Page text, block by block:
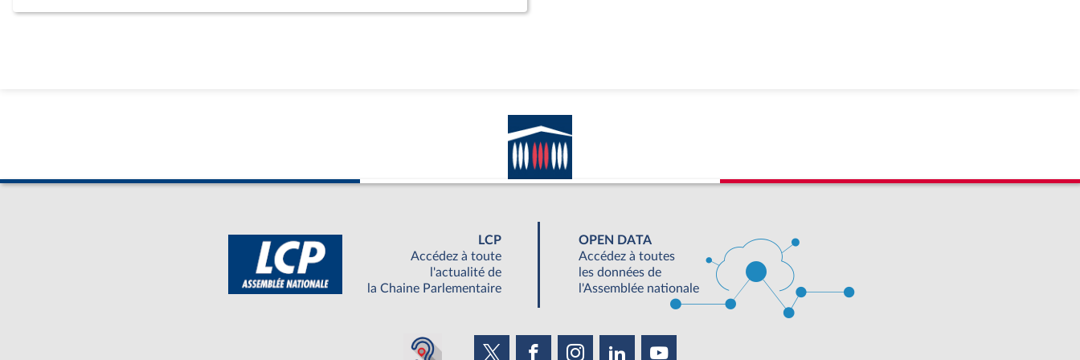
LCP
Accédez à toute
l'actualité de
la Chaine Parlementaire
OPEN DATA
Accédez à toutes
les données de
l'Assemblée nationale